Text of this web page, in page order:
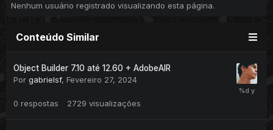
Nenhum usuário registrado visualizando esta página.
Conteúdo Similar
Object Builder 7.10 até 12.60 + AdobeAIR
Por gabrielsf, Fevereiro 27, 2024
0 respostas 2729 visualizações